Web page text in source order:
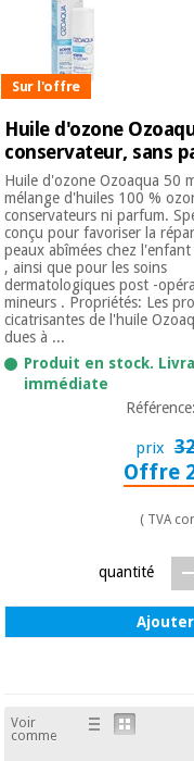
Sur l'offre
Huile d'ozone
conservateur, sans
Huile d'ozone Ozoaqua 50
mélange d'huiles 100 %
conservateurs ni parfum.
conçu pour favoriser la
peaux abîmées chez
, ainsi que pour les soins
dermatologiques post -
mineurs . Propriétés: Les
cicatrisantes de l'huile
dues à ...
Produit en stock.
immédiate
prix
Offre
( TVA
quantité
Voir
comme